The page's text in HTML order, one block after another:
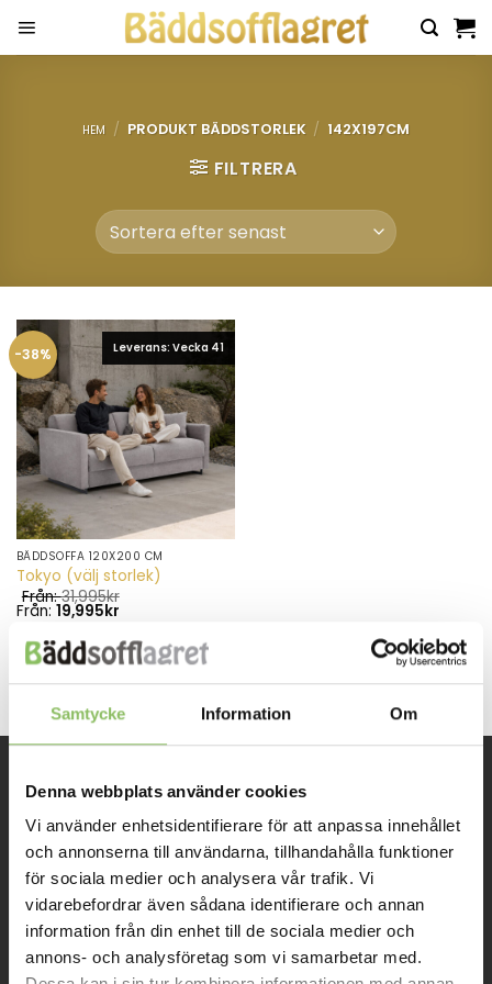
Samtycke Information Om
Denna webbplats använder cookies
Vi använder enhetsidentifierare för att anpassa innehållet
och annonserna till användarna, tillhandahålla funktioner
för sociala medier och analysera vår trafik. Vi
vidarebefordrar även sådana identifierare och annan
information från din enhet till de sociala medier och
annons- och analysföretag som vi samarbetar med.
HEM / PRODUKT BÄDDSTORLEK / 142X197CM
FILTRERA
-38% Leverans: Vecka 41
BÄDDSOFFA 120X200 CM
Tokyo (välj storlek)
Från:31,995kr
Från: 19,995kr
LÄS MER/KÖP
Den
här
produkten
flera
alternativen
väljas
produktsidan
INFORMATION
Om oss
Kontakt
Mitt konto